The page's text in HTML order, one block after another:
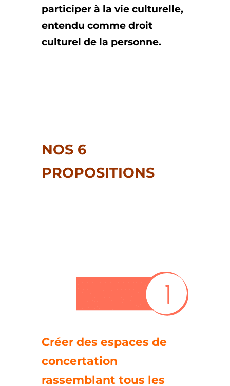
participer à la vie culturelle,
entendu comme droit
culturel de la personne.
NOS 6
PROPOSITIONS
Créer des espaces de
concertation
rassemblant tous les